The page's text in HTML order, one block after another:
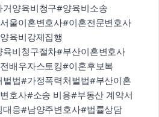
거양육비청구#양육비소송
울이혼변호사#이혼전문변호사
육비강제집행
육비청구절차#부산이혼변호사
배우자스토킹#이혼후보복
법#가정폭력처벌법#부산이혼
호사#소송 비용#부동산 계약서
대응#남양주변호사#법률상담